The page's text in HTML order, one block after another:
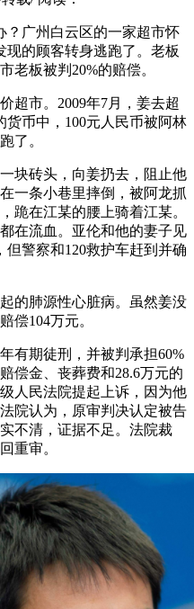
？广州白云区的一家超市怀
现的顾客转身逃跑了。老板
老板被判20%的赔偿。
超市。2009年7月，姜去超
货币中，100元人民币被阿林
了。
块砖头，向姜扔去，阻止他
一条小巷里摔倒，被阿龙抓
跪在江某的腰上骑着江某。
在流血。亚伦和他的妻子见
但警察和120救护车赶到并确
的肺源性心脏病。虽然姜没
偿104万元。
有期徒刑，并被判承担60%
偿金、丧葬费和28.6万元的
人民法院提起上诉，因为他
院认为，原审判决认定被告
不清，证据不足。法院裁
重审。